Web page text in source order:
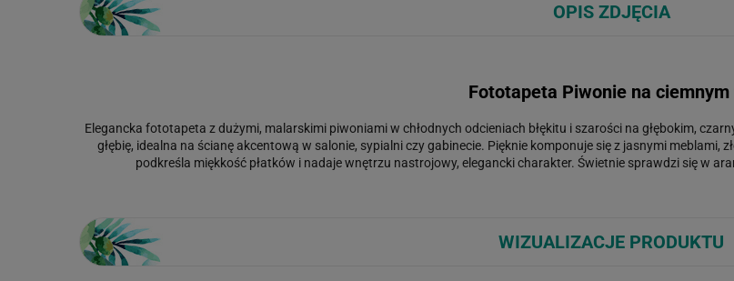
OPIS ZDJĘCIA
Fototapeta Piwonie na
Elegancka fototapeta z dużymi, malarskimi piwoniami w chłodnych odcieniach błękitu i szarości na głębokim,
głębię, idealna na ścianę akcentową w salonie, sypialni czy gabinecie. Pięknie komponuje się z jasnymi
podkreśla miękkość płatków i nadaje wnętrzu nastrojowy, elegancki charakter. Świetnie sprawdzi się w
WIZUALIZACJE PRODUKTU